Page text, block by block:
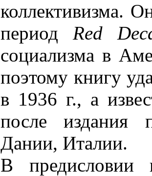
коллективизма.
периодRed
социализма в
поэтому книгу
в 1936 г., а
после издания
Дании, Италии.
В предисловии